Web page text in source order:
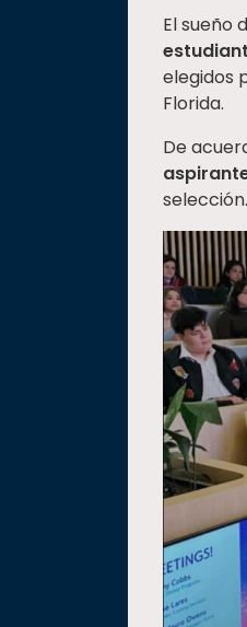
El sueño
elegidos
Florida.
De
selección.